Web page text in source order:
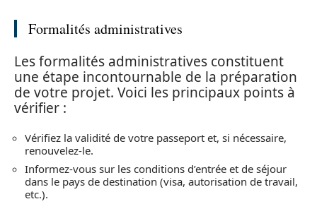
Formalités administratives
Les formalités administratives constituent
une étape incontournable de la préparation
de votre projet. Voici les principaux points à
vérifier :
Vérifiez la validité de votre passeport et, si nécessaire,
renouvelez-le.
Informez-vous sur les conditions d’entrée et de séjour
dans le pays de destination (visa, autorisation de travail,
etc.).